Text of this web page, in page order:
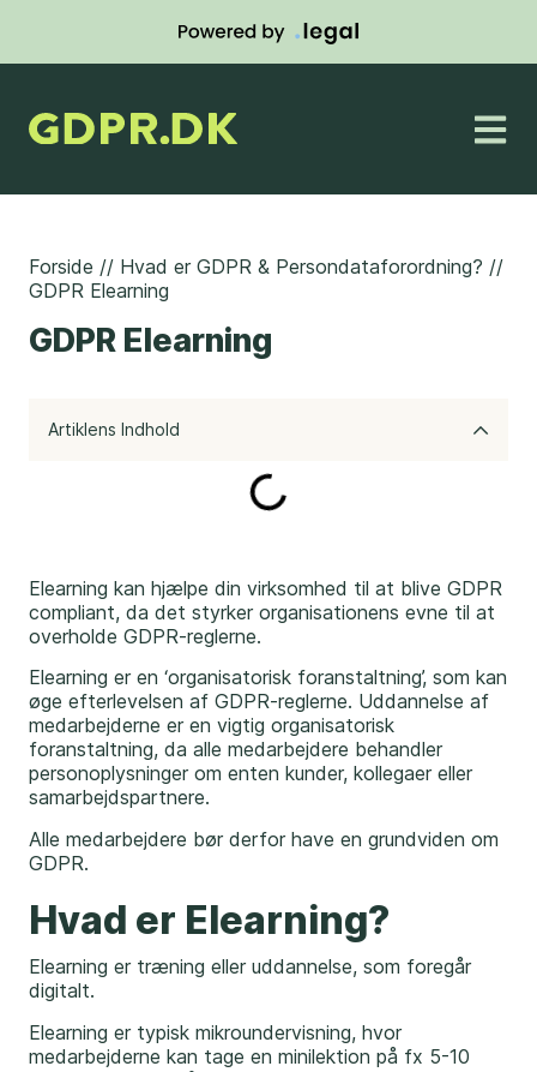
Forside // Hvad er GDPR & Persondataforordning? //
GDPR Elearning
GDPR Elearning
Artiklens Indhold
Elearning kan hjælpe din virksomhed til at blive GDPR
compliant, da det styrker organisationens evne til at
overholde GDPR-reglerne.
Elearning er en ‘organisatorisk foranstaltning’, som kan
øge efterlevelsen af GDPR-reglerne. Uddannelse af
medarbejderne er en vigtig organisatorisk
foranstaltning, da alle medarbejdere behandler
personoplysninger om enten kunder, kollegaer eller
samarbejdspartnere.
Alle medarbejdere bør derfor have en grundviden om
GDPR.
Hvad er Elearning?
Elearning er træning eller uddannelse, som foregår
digitalt.
Elearning er typisk mikroundervisning, hvor
medarbejderne kan tage en minilektion på fx 5-10